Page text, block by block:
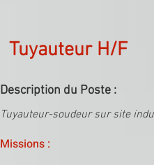
Tuyauteur H/F
Description du Poste :
Tuyauteur-soudeur sur site
Missions :